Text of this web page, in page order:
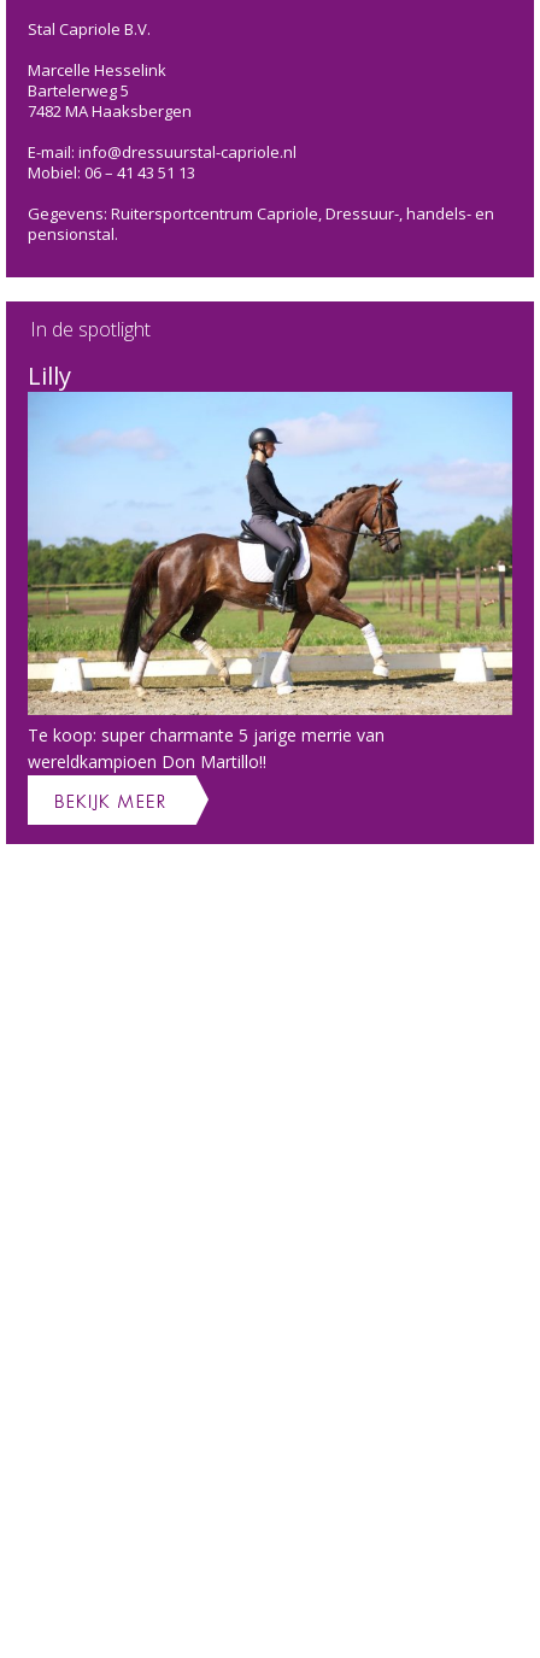
Stal Capriole B.V.
Marcelle Hesselink
Bartelerweg 5
7482 MA Haaksbergen
E-mail: info@dressuurstal-capriole.nl
Mobiel: 06 – 41 43 51 13
Gegevens: Ruitersportcentrum Capriole, Dressuur-, handels- en
pensionstal.
In de spotlight
Lilly
Te koop: super charmante 5 jarige merrie van
wereldkampioen Don Martillo!!